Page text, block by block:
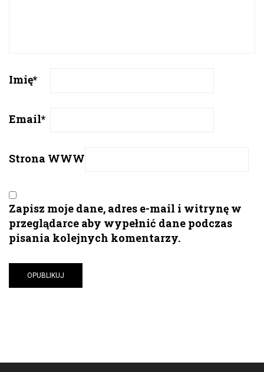
Imię*
Email*
Strona WWW
Zapisz moje dane, adres e-mail i witrynę w
przeglądarce aby wypełnić dane podczas
pisania kolejnych komentarzy.